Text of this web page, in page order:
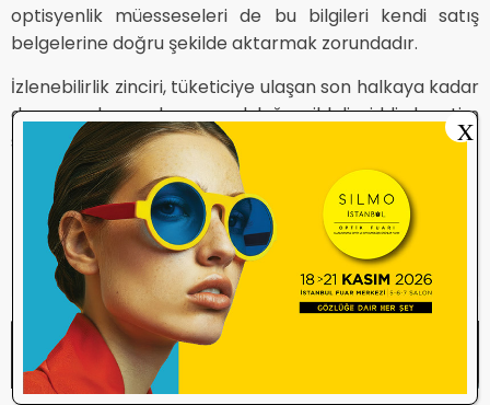
optisyenlik müesseseleri de bu bilgileri kendi satış
belgelerine doğru şekilde aktarmak zorundadır.
İzlenebilirlik zinciri, tüketiciye ulaşan son halkaya kadar
devam eder ve bu sorumluluğun ihlali ciddi denetim
süreçlerini beraberinde getirebilir.
Belgenin aslını görmek için tıklayınız
İlaç ve Tıbbi Cihaz Teslimlerine İlişkin Fatura
Teknik Kılavuzu
X